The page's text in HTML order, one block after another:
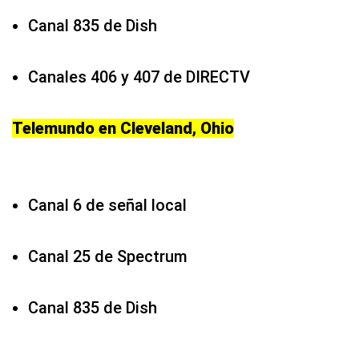
Canal 835 de Dish
Canales 406 y 407 de DIRECTV
Telemundo en Cleveland, Ohio
Canal 6 de señal local
Canal 25 de Spectrum
Canal 835 de Dish